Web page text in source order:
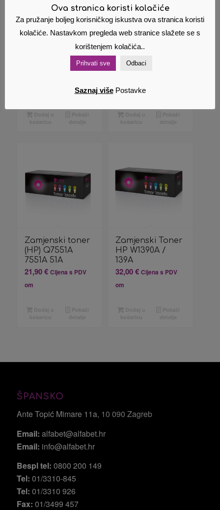
Zamjenski toner
(HP) C7115A 7115A
Zamjenski toner
(HP) CE278A 278A
78A
om
Zamjenski toner
(HP) Q7551A
7551A 51A
21,90€ Cijena s PDV
om
Zamjenski Toner
HP W1390A /
139A
32,00€ Cijena s PDV
om
ŠPANSKO
Ante Topić Mimare 11a, 10 090 Zagreb
Email: alfabet@alfabet.hr
Email: info@alfabet.hr
Bespl tel: 0800 200 149
Tel: 01/3310-845
Tel: 01/3310 926
Fax: 01/3499 457
Ova stranica koristi kolačiće
Za pružanje boljeg korisničkog iskustva ova stranica koristi
kolačiće. Nastavkom pregleda web stranice slažete se s
korištenjem kolačića..
Prihvati sve Odbaci
Saznaj više Postavke